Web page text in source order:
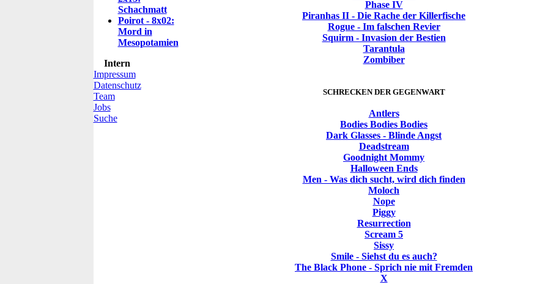
Schachmatt
Poirot - 8x02:
Mord in
Mesopotamien
Intern
Impressum
Datenschutz
Team
Jobs
Suche
Phase IV
Piranhas II - Die Rache der Killerfische
Rogue - Im falschen Revier
Squirm - Invasion der Bestien
Tarantula
Zombiber
SCHRECKEN DER GEGENWART
Antlers
Bodies Bodies Bodies
Dark Glasses - Blinde Angst
Deadstream
Goodnight Mommy
Halloween Ends
Men - Was dich sucht, wird dich finden
Moloch
Nope
Piggy
Resurrection
Scream 5
Sissy
Smile - Siehst du es auch?
The Black Phone - Sprich nie mit Fremden
X